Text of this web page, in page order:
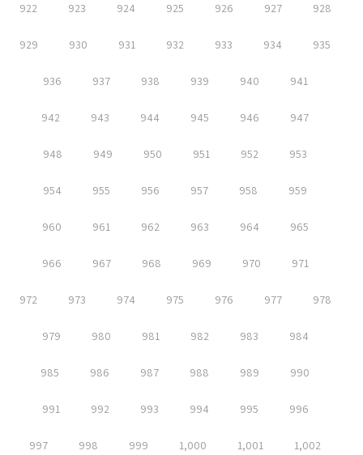
922 923 924 925 926 927 928
929 930 931 932 933 934 935
936 937 938 939 940 941
942 943 944 945 946 947
948 949 950 951 952 953
954 955 956 957 958 959
960 961 962 963 964 965
966 967 968 969 970 971
972 973 974 975 976 977 978
979 980 981 982 983 984
985 986 987 988 989 990
991 992 993 994 995 996
997 998 999 1,000 1,001 1,002